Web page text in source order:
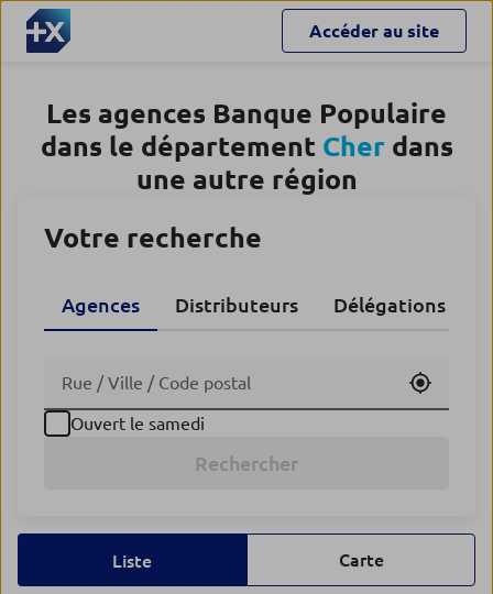
Accéder au site
Les agences Banque Populaire
dans le département Cherdans
une autre région
Votre recherche
Agences Distributeurs Délégations
Utiliser
Ouvert le samedi
Rechercher
Liste Carte